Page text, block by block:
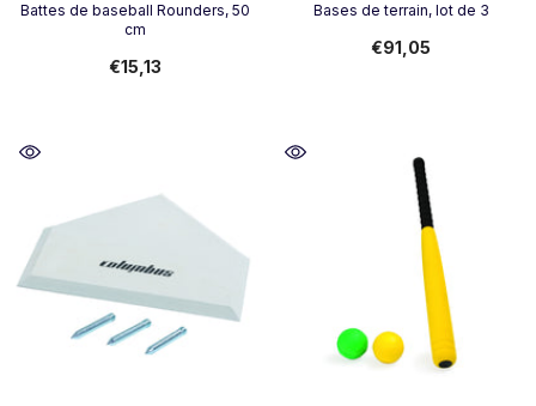
Battes de baseball Rounders, 50
cm
€15,13
Bases de terrain, lot de 3
€91,05